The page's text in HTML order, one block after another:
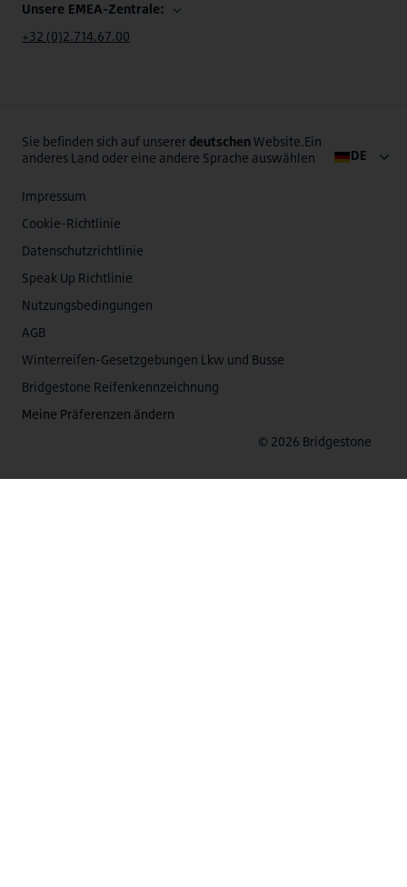
Unsere EMEA-Zentrale:
+32 (0)2.714.67.00
Sie befinden sich auf unserer deutschenWebsite.Ein
anderes Land oder eine andere Sprache auswählen
DE
Impressum
Cookie-Richtlinie
Datenschutzrichtlinie
Speak Up Richtlinie
Nutzungsbedingungen
AGB
Winterreifen-Gesetzgebungen Lkw und Busse
Bridgestone Reifenkennzeichnung
Meine Präferenzen ändern
© 2026 Bridgestone